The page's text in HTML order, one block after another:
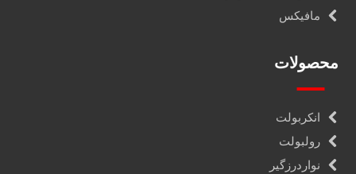
مافیکس
محصولات
انکربولت
رولبولت
نواردرزگیر